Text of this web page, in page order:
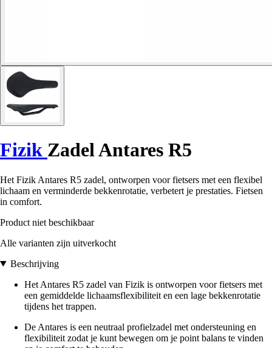
Fizik Zadel Antares R5
Het Fizik Antares R5 zadel, ontworpen voor fietsers met een flexibel
lichaam en verminderde bekkenrotatie, verbetert je prestaties. Fietsen
in comfort.
Product niet beschikbaar
Alle varianten zijn uitverkocht
Beschrijving
Het Antares R5 zadel van Fizik is ontworpen voor fietsers met
een gemiddelde lichaamsflexibiliteit en een lage bekkenrotatie
tijdens het trappen.
De Antares is een neutraal profielzadel met ondersteuning en
flexibiliteit zodat je kunt bewegen om je point balans te vinden